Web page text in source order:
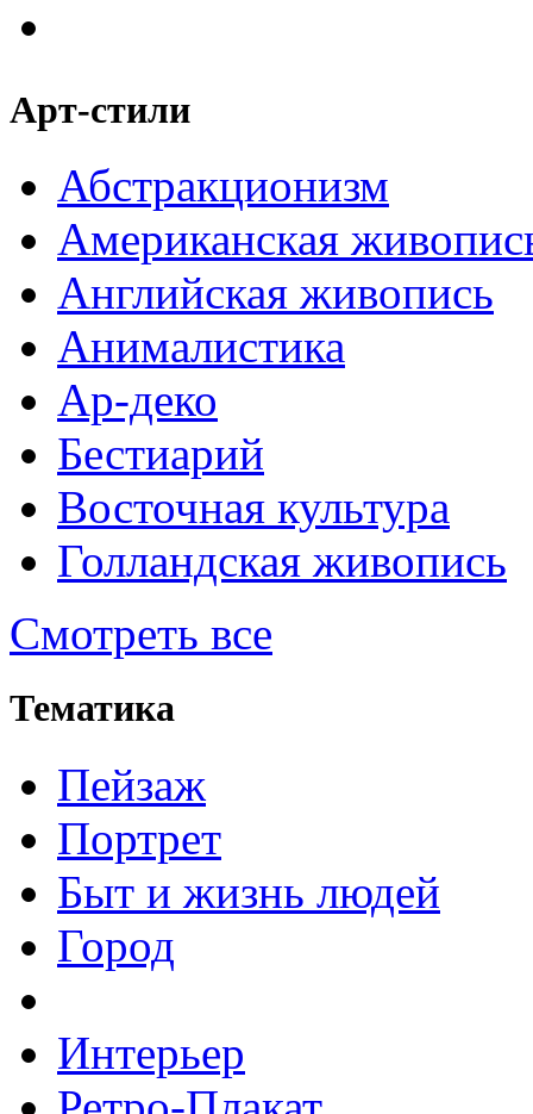
Арт-стили
Абстракционизм
Американская
Английская живопись
Анималистика
Ар-деко
Бестиарий
Восточная культура
Голландская живопись
Смотреть все
Тематика
Пейзаж
Портрет
Быт и жизнь людей
Город
Интерьер